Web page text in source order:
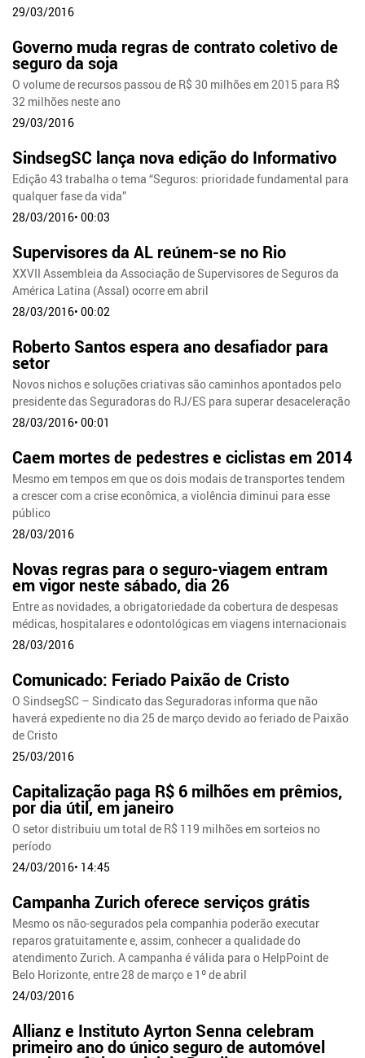
29/03/2016
Governo muda regras de contrato coletivo de
seguro da soja
O volume de recursos passou de R$ 30 milhões em 2015 para R$
32 milhões neste ano
29/03/2016
SindsegSC lança nova edição do Informativo
Edição 43 trabalha o tema “Seguros: prioridade fundamental para
qualquer fase da vida”
28/03/2016• 00:03
Supervisores da AL reúnem-se no Rio
XXVII Assembleia da Associação de Supervisores de Seguros da
América Latina (Assal) ocorre em abril
28/03/2016• 00:02
Roberto Santos espera ano desafiador para
setor
Novos nichos e soluções criativas são caminhos apontados pelo
presidente das Seguradoras do RJ/ES para superar desaceleração
28/03/2016• 00:01
Caem mortes de pedestres e ciclistas em 2014
Mesmo em tempos em que os dois modais de transportes tendem
a crescer com a crise econômica, a violência diminui para esse
público
28/03/2016
Novas regras para o seguro-viagem entram
em vigor neste sábado, dia 26
Entre as novidades, a obrigatoriedade da cobertura de despesas
médicas, hospitalares e odontológicas em viagens internacionais
28/03/2016
Comunicado: Feriado Paixão de Cristo
O SindsegSC – Sindicato das Seguradoras informa que não
haverá expediente no dia 25 de março devido ao feriado de Paixão
de Cristo
25/03/2016
Capitalização paga R$ 6 milhões em prêmios,
por dia útil, em janeiro
O setor distribuiu um total de R$ 119 milhões em sorteios no
período
24/03/2016• 14:45
Campanha Zurich oferece serviços grátis
Mesmo os não-segurados pela companhia poderão executar
reparos gratuitamente e, assim, conhecer a qualidade do
atendimento Zurich. A campanha é válida para o HelpPoint de
Belo Horizonte, entre 28 de março e 1º de abril
24/03/2016
Allianz e Instituto Ayrton Senna celebram
primeiro ano do único seguro de automóvel